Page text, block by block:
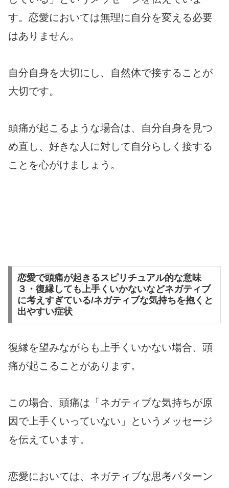
す。恋愛においては無理に自分を変える必要
はありません。
自分自身を大切にし、自然体で接することが
大切です。
頭痛が起こるような場合は、自分自身を見つ
め直し、好きな人に対して自分らしく接する
ことを心がけましょう。
恋愛で頭痛が起きるスピリチュアル的な意味
３・復縁しても上手くいかないなどネガティブ
に考えすぎている/ネガティブな気持ちを抱くと
出やすい症状
復縁を望みながらも上手くいかない場合、頭
痛が起こることがあります。
この場合、頭痛は「ネガティブな気持ちが原
因で上手くいっていない」というメッセージ
を伝えています。
恋愛においては、ネガティブな思考パターン